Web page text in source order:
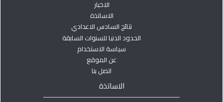
الاخبار
الاساتذة
نتائج السادس الاعدادي
الحدود الدنيا للسنوات السابقة
سياسة الاستخدام
عن الموقع
اتصل بنا
الاساتذة